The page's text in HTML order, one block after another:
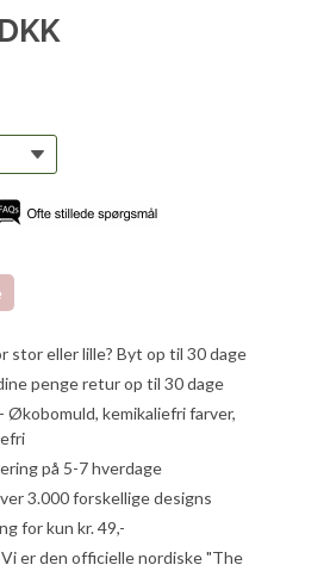
DKK
stor eller lille? Byt op til 30 dage
penge retur op til 30 dage
- Økobomuld, kemikaliefri farver,
på 5-7 hverdage
3.000 forskellige designs
for kun kr. 49,-
er den officielle nordiske "The